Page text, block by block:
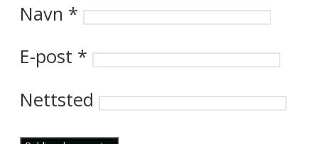
Navn *
E-post *
Nettsted